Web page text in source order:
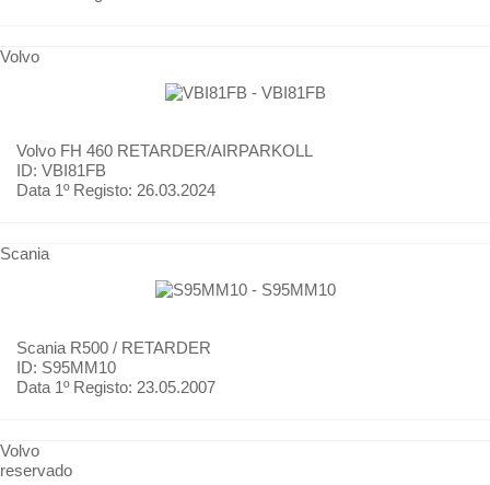
Volvo
Volvo FH 460 RETARDER/AIRPARKOLL
ID: VBI81FB
Data 1º Registo: 26.03.2024
Scania
Scania R500 / RETARDER
ID: S95MM10
Data 1º Registo: 23.05.2007
Volvo
reservado